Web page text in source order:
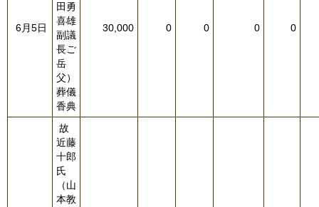
6月5日
田勇
喜雄
副議
長ご
岳
父）
葬儀
香典
30,000 0 0 0 0
故
近藤
十郎
氏
（山
本教